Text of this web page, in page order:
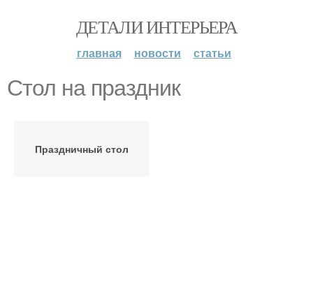
ДЕТАЛИ ИНТЕРЬЕРА
главная новости статьи
Стол на праздник
Праздничный стол